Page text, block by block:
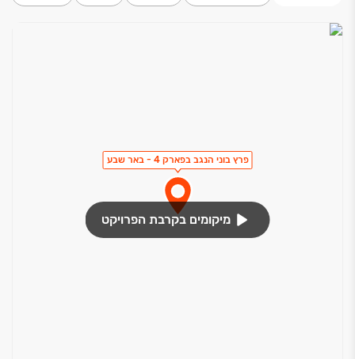
פרץ בוני הנגב בפארק 4 - באר שבע
מיקומים בקרבת הפרויקט